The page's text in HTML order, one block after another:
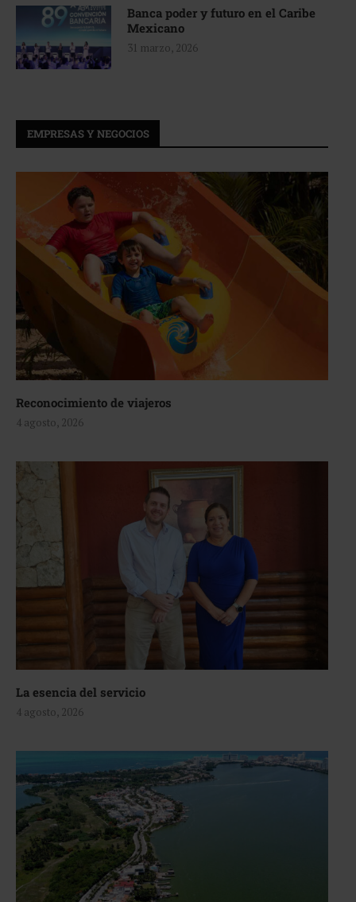
Banca poder y futuro en el Caribe
Mexicano
31 marzo, 2026
EMPRESAS Y NEGOCIOS
Reconocimiento de viajeros
4 agosto, 2026
La esencia del servicio
4 agosto, 2026